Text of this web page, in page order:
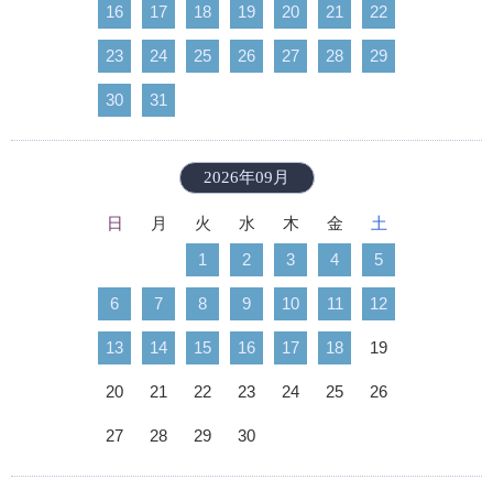
16 17 18 19 20 21 22
23 24 25 26 27 28 29
30 31
2026年09月
日 月 火 水 木 金
土
1
2 3 4 5
6 7 8 9 10 11 12
13 14 15 16 17 18 19
20 21 22 23 24 25 26
27 28 29 30